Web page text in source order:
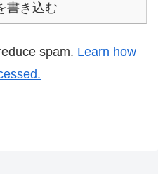
書き込む
spam. Learn how